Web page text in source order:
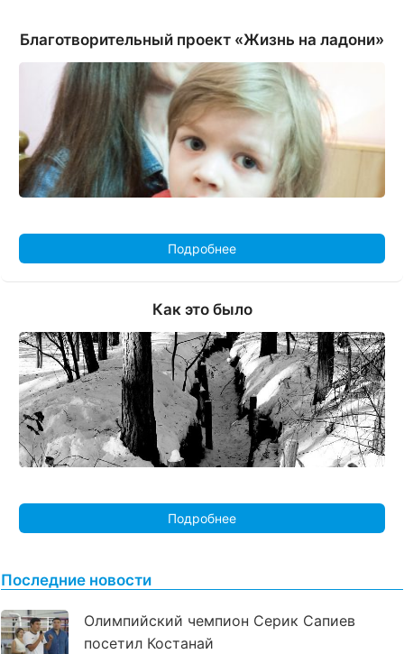
Благотворительный проект «Жизнь на ладони»
Подробнее
Как это было
Подробнее
Последние новости
Олимпийский чемпион Серик Сапиев
посетил Костанай